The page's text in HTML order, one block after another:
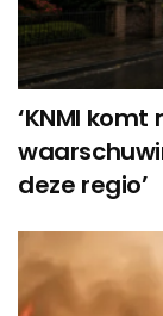
‘KNMI
deze regio’